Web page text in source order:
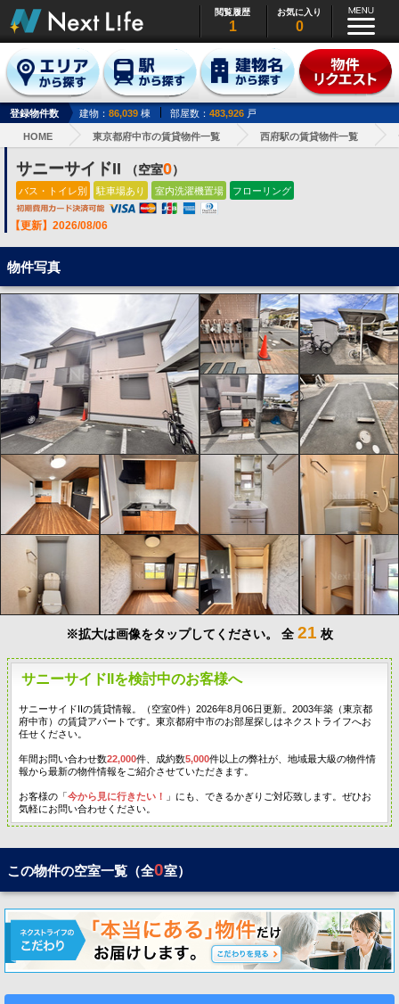
閲覧履歴
1
お気に入り
0
登録物件数 建物： 86,039 棟 部屋数： 483,926 戸
HOME 東京都府中市の賃貸物件一覧 西府駅の賃貸物件一覧
サニーサイドII （空室0）
バス・トイレ別 駐車場あり 室内洗濯機置場 フローリング
【更新】2026/08/06
物件写真
※拡大は画像をタップしてください。 全 21 枚
サニーサイドIIを検討中のお客様へ
サニーサイドIIの賃貸情報。（空室0件）2026年8月06日更新。2003年築（東京都
府中市）の賃貸アパートです。東京都府中市のお部屋探しはネクストライフへお
任せください。
年間お問い合わせ数22,000件、成約数5,000件以上の弊社が、地域最大級の物件情
報から最新の物件情報をご紹介させていただきます。
お客様の「今から見に行きたい！
」にも、できるかぎりご対応致します。ぜひお
気軽にお問い合わせください。
この物件の空室一覧（全0室）